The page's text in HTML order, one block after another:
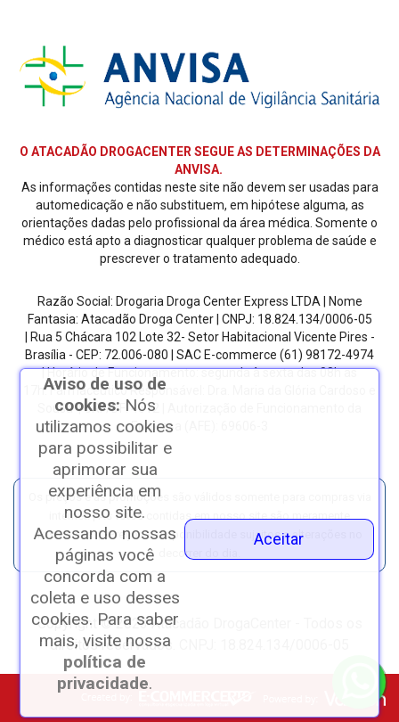
O ATACADÃO DROGACENTER SEGUE AS DETERMINAÇÕES DA
ANVISA.
As informações contidas neste site não devem ser usadas para
automedicação e não substituem, em hipótese alguma, as
orientações dadas pelo profissional da área médica. Somente o
médico está apto a diagnosticar qualquer problema de saúde e
prescrever o tratamento adequado.
Razão Social: Drogaria Droga Center Express LTDA | Nome
Fantasia: Atacadão Droga Center | CNPJ: 18.824.134/0006-05
| Rua 5 Chácara 102 Lote 32- Setor Habitacional Vicente Pires -
Brasília - CEP: 72.006-080 | SAC E-commerce (61) 98172-4974
| Horário de Funcionamento: segunda à sexta das 08h as
17h.Farmacêutico Responsável: Dra. Maria da Glória Cardoso e
Sousa | CRF/DF: 4612 | Autorização de Funcionamento da
Empresa (AFE): 69606-3
Os preços e as promoções são válidos somente para compras via
internet. | As fotos contidas em nosso site são meramente
ilustrativas. | *Preços e disponibilidade sujeitos a alterações no
decorrer do dia.
Copyright © 2023 Atacadão DrogaCenter - Todos os
direitos reservados. CNPJ: 18.824.134/0006-05
Aviso de uso de
cookies: Nós
utilizamos cookies
para possibilitar e
aprimorar sua
experiência em
nosso site.
Acessando nossas
páginas você
concorda com a
coleta e uso desses
cookies. Para saber
mais, visite nossa
política de
privacidade.
Aceitar